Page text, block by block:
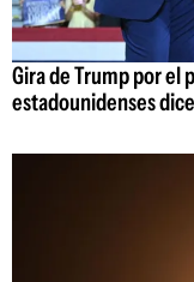
Gira de Trump por el
estadounidenses